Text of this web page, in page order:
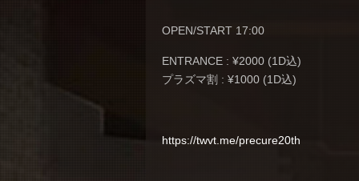
OPEN/START 17:00
ENTRANCE : ¥2000 (1D込)
プラズマ割 : ¥1000 (1D込)
https://twvt.me/precure20th